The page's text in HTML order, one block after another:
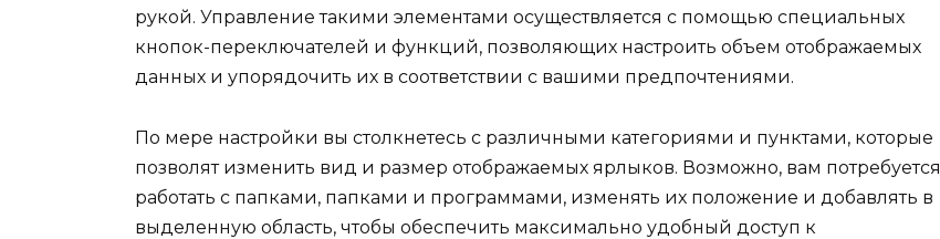
рукой. Управление такими элементами осуществляется с помощью специальных
кнопок-переключателей и функций, позволяющих настроить объем отображаемых
данных и упорядочить их в соответствии с вашими предпочтениями.
По мере настройки вы столкнетесь с различными категориями и пунктами, которые
позволят изменить вид и размер отображаемых ярлыков. Возможно, вам потребуется
работать с папками, папками и программами, изменять их положение и добавлять в
выделенную область, чтобы обеспечить максимально удобный доступ к